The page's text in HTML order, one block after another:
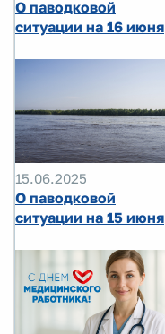
О паводковой
ситуации на 16 июня
15.06.2025
О паводковой
ситуации на 15 июня